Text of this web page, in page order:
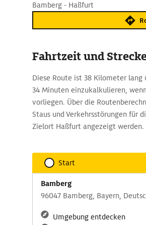
Bamberg - Haßfurt
Fahrtzeit und
Diese Route ist 38 Kilometer
34 Minuten einzukalkulieren,
vorliegen. Über die
Staus und Verkehrsstörungen für
Zielort Haßfurt angezeigt werden.
Start
Bamberg
96047 Bamberg, Bayern,
Umgebung entdecken